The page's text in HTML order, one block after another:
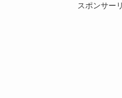
スポンサー